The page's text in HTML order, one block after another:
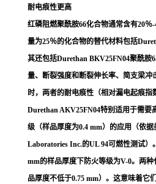
耐电痕性更高
红磷阻燃聚酰胺66化合物通常含有20
量为25％的化合物的替代材料包括
其还包括Durethan BKV25FN04聚酰胺
量、断裂强度和断裂伸长率、简支梁冲
时，两者的耐电痕性（相对漏电起痕指
Durethan AKV25FN04特别适用于需要
级（样品厚度为0.4 mm）的应用（依
Laboratories Inc.的UL 94可燃性测试）
mm的样品厚度下防火等级为V-0。两
品厚度不低于0.75 mm）。这意味着它